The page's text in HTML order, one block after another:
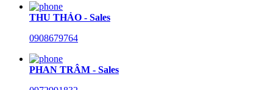
THU THẢO - Sales
0908679764
PHAN TRÂM - Sales